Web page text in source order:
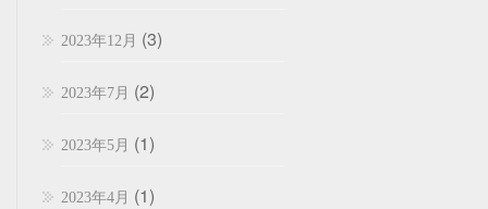
2023年12月 (3)
2023年7月 (2)
2023年5月 (1)
2023年4月 (1)